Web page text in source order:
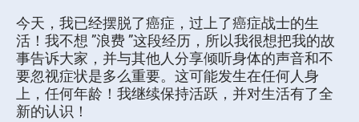
今天，我已经摆脱了癌症，过上了癌症战士的生
活！我不想 ”浪费 ”这段经历，所以我很想把我的故
事告诉大家，并与其他人分享倾听身体的声音和不
要忽视症状是多么重要。这可能发生在任何人身
上，任何年龄！我继续保持活跃，并对生活有了全
新的认识！